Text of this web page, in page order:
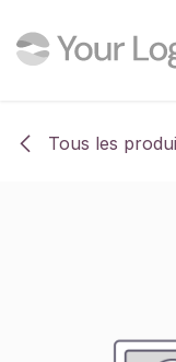
Tous les